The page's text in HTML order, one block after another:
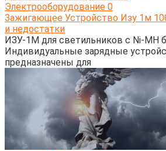
Электрооборудование 0
Зажигающее Устройство Изу 1м
и недостатки
ИЗУ-1М для светильников с Ni-MH
Индивидуальные зарядные
предназначены для